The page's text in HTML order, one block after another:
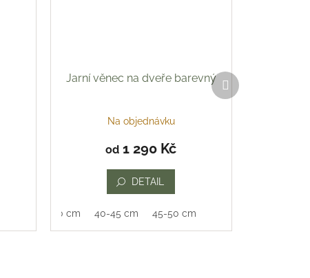
Jarní věnec na dveře barevný
Na objednávku
od 1 290 Kč
DETAIL
35-40 cm 40-45 cm 45-50 cm
Další
produkt